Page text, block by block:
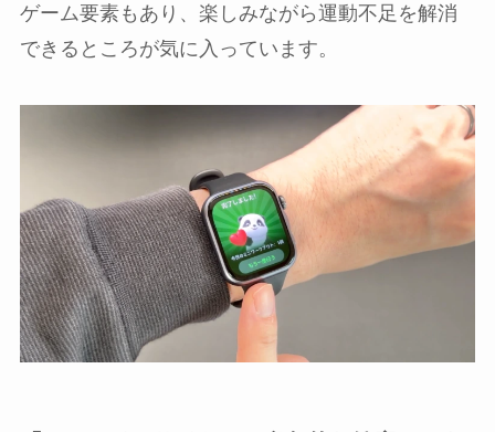
ゲーム要素もあり、楽しみながら運動不足を解消
できるところが気に入っています。